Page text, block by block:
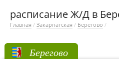
расписание Ж/Д в
Главная / Закарпатская / Берегово /
Берегово